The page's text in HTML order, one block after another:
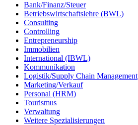
Bank/Finanz/Steuer
Betriebswirtschaftslehre (BWL)
Consulting
Controlling
Entrepreneurship
Immobilien
International (IBWL)
Kommunikation
Logistik/Supply Chain Management
Marketing/Verkauf
Personal (HRM)
Tourismus
Verwaltung
Weitere Spezialisierungen